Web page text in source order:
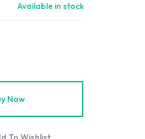
Available in stock
Now